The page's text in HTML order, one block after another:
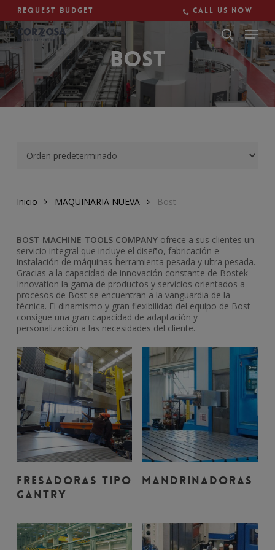
main
content
Request budget Call us now
Bost
Inicio MAQUINARIA NUEVA Bost
BOST MACHINE TOOLS COMPANYofrece a sus clientes un
servicio integral que incluye el diseño, fabricación e
instalación de máquinas-herramienta pesada y ultra pesada.
Gracias a la capacidad de innovación constante de Bostek
Innovation la gama de productos y servicios orientados a
procesos de Bost se encuentran a la vanguardia de la
técnica. El dinamismo y gran flexibilidad del equipo de Bost
consigue una gran capacidad de adaptación y
personalización a las necesidades del cliente.
Leer Más
Fresadoras Tipo
Gantry
Leer Más
Mandrinadoras
Close
Menu